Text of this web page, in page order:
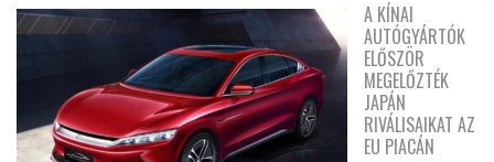
A KÍNAI
AUTÓGYÁRTÓK
ELŐSZÖR
MEGELŐZTÉK
JAPÁN
RIVÁLISAIKAT AZ
EU PIACÁN